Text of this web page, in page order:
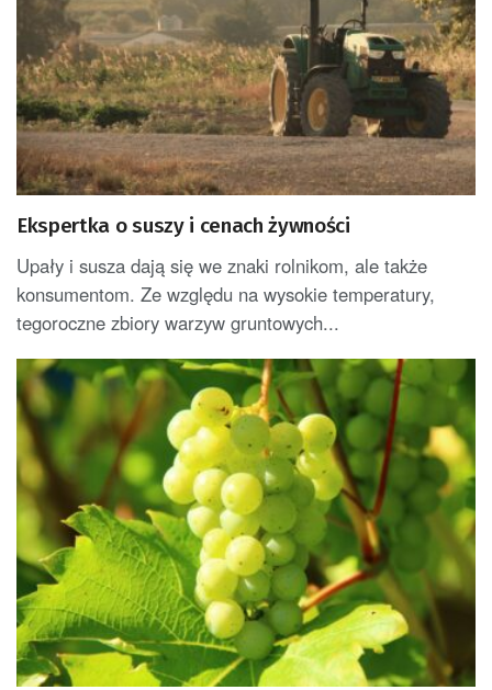
Ekspertka o suszy i cenach żywności
Upały i susza dają się we znaki rolnikom, ale także
konsumentom. Ze względu na wysokie temperatury,
tegoroczne zbiory warzyw gruntowych...